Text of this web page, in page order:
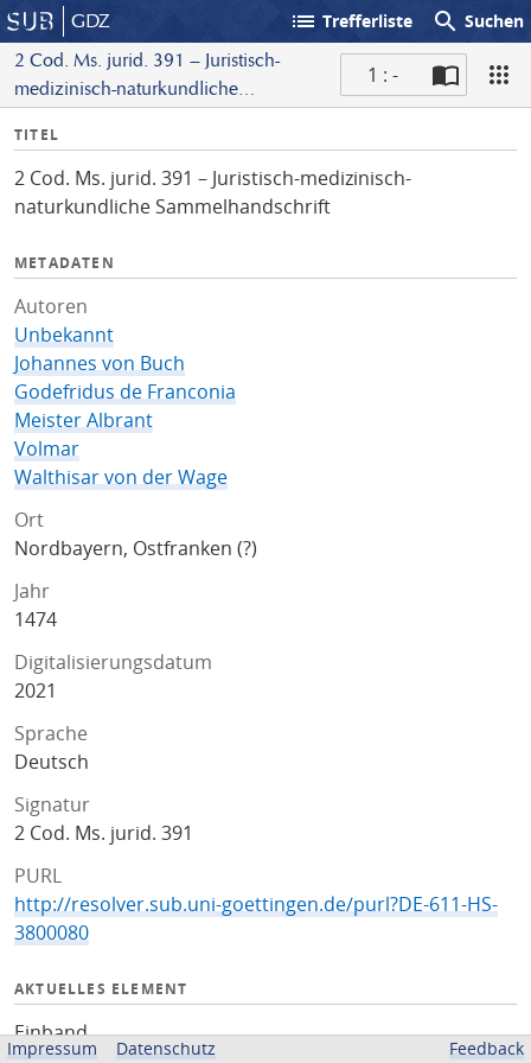
GDZ list Trefferliste search Suchen
2 Cod. Ms. jurid. 391 – Juristisch-
medizinisch-naturkundliche
1 : -
I
f
o
TITEL
2 Cod. Ms. jurid. 391 – Juristisch-medizinisch-
naturkundliche Sammelhandschrift
METADATEN
Autoren
Unbekannt
Johannes von Buch
Godefridus de Franconia
Meister Albrant
Volmar
Walthisar von der Wage
Ort
Nordbayern, Ostfranken (?)
Jahr
1474
Digitalisierungsdatum
2021
Sprache
Deutsch
Signatur
2 Cod. Ms. jurid. 391
PURL
http://resolver.sub.uni-goettingen.de/purl?DE-611-HS-
3800080
AKTUELLES ELEMENT
Einband
Impressum Datenschutz Feedback